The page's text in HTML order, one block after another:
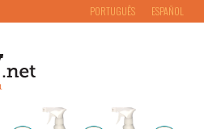
PORTUGUÊS ESPAÑOL